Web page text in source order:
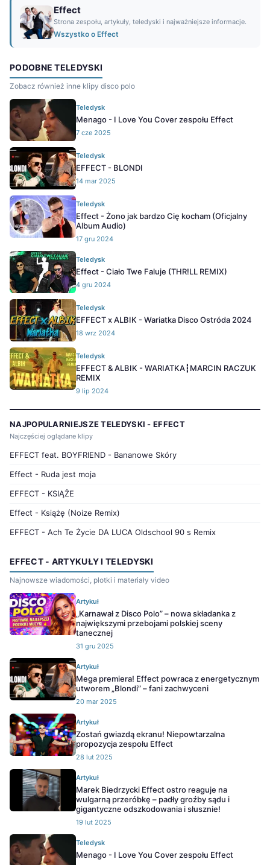
Effect
Strona zespołu, artykuły, teledyski i najważniejsze informacje.
Wszystko o Effect
PODOBNE TELEDYSKI
Zobacz również inne klipy disco polo
Teledysk
Menago - I Love You Cover zespołu Effect
7 cze 2025
Teledysk
EFFECT - BLONDI
14 mar 2025
Teledysk
Effect - Żono jak bardzo Cię kocham (Oficjalny
Album Audio)
17 gru 2024
Teledysk
Effect - Ciało Twe Faluje (THR!LL REMIX)
4 gru 2024
Teledysk
EFFECT x ALBIK - Wariatka Disco Ostróda 2024
18 wrz 2024
Teledysk
EFFECT & ALBIK - WARIATKA┇MARCIN RACZUK
REMIX
9 lip 2024
NAJPOPULARNIEJSZE TELEDYSKI - EFFECT
Najczęściej oglądane klipy
EFFECT feat. BOYFRIEND - Bananowe Skóry
Effect - Ruda jest moja
EFFECT - KSIĄŻE
Effect - Książę (Noize Remix)
EFFECT - Ach Te Życie DA LUCA Oldschool 90 s Remix
EFFECT - ARTYKUŁY I TELEDYSKI
Najnowsze wiadomości, plotki i materiały video
Artykuł
„Karnawał z Disco Polo” – nowa składanka z
największymi przebojami polskiej sceny
tanecznej
31 gru 2025
Artykuł
Mega premiera! Effect powraca z energetycznym
utworem „Blondi” – fani zachwyceni
20 mar 2025
Artykuł
Zostań gwiazdą ekranu! Niepowtarzalna
propozycja zespołu Effect
28 lut 2025
Artykuł
Marek Biedrzycki Effect ostro reaguje na
wulgarną przeróbkę – padły groźby sądu i
gigantyczne odszkodowania i słusznie!
19 lut 2025
Teledysk
Menago - I Love You Cover zespołu Effect